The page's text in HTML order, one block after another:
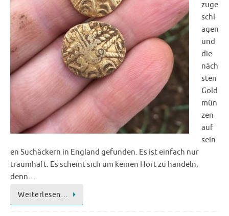
zuge
schl
agen
und
die
näch
sten
Gold
mün
zen
auf
sein
en Suchäckern in England gefunden. Es ist einfach nur
traumhaft. Es scheint sich um keinen Hort zu handeln,
denn…
Weiterlesen…